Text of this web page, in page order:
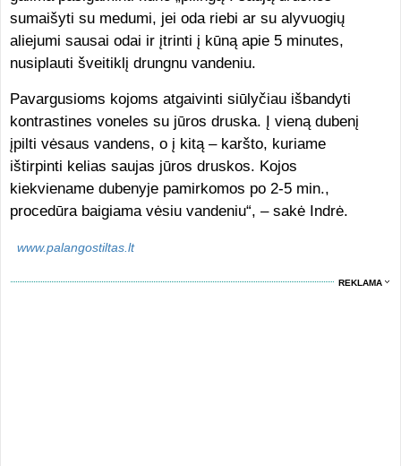
sumaišyti su medumi, jei oda riebi ar su alyvuogių
aliejumi sausai odai ir įtrinti į kūną apie 5 minutes,
nusiplauti šveitiklį drungnu vandeniu.
Pavargusioms kojoms atgaivinti siūlyčiau išbandyti
kontrastines voneles su jūros druska. Į vieną dubenį
įpilti vėsaus vandens, o į kitą – karšto, kuriame
ištirpinti kelias saujas jūros druskos. Kojos
kiekviename dubenyje pamirkomos po 2-5 min.,
procedūra baigiama vėsiu vandeniu“, – sakė Indrė.
www.palangostiltas.lt
REKLAMA